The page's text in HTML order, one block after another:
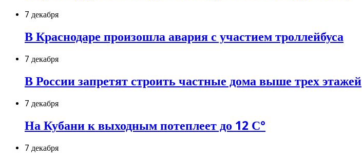
7 декабря
В Краснодаре произошла авария с участием троллейбуса
7 декабря
В России запретят строить частные дома выше трех этажей
7 декабря
На Кубани к выходным потеплеет до 12 С°
7 декабря